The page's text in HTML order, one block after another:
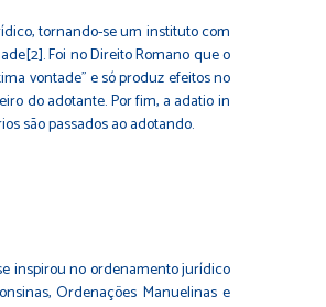
tornando-se um instituto com
Foi no Direito Romano que o
vontade” e só produz efeitos no
do adotante. Por fim, a adatio in
são passados ao adotando.
inspirou no ordenamento jurídico
Ordenações Manuelinas e